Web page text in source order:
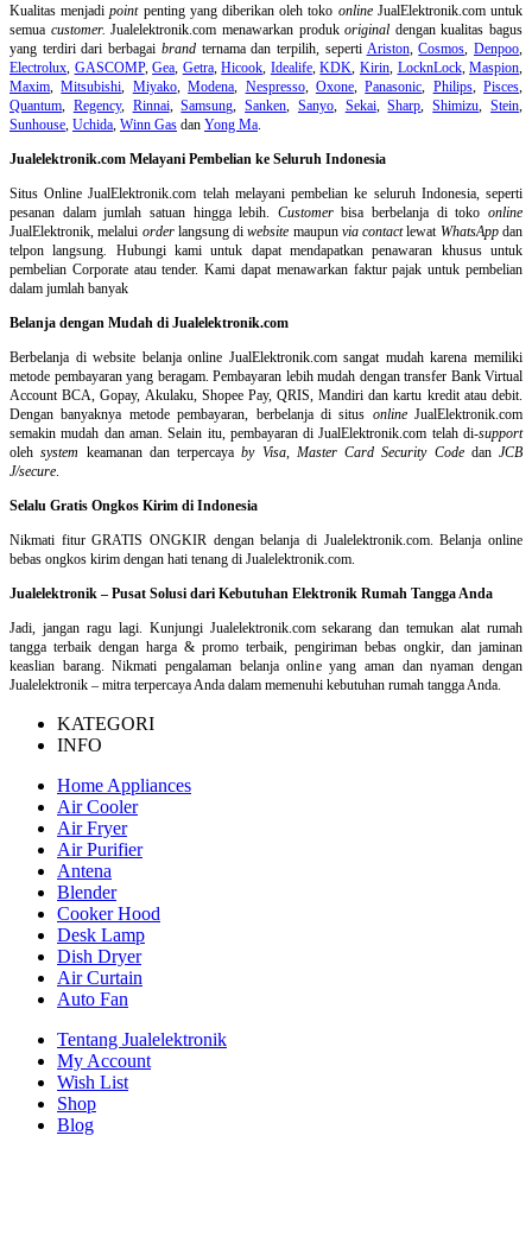
Kualitas menjadipointpenting yang diberikan oleh toko onlineJualElektronik.com untuk
semua customer. Jualelektronik.com menawarkan produkoriginal dengan kualitas bagus
yang terdiri dari berbagai brandternama dan terpilih, seperti Ariston,Cosmos ,Denpoo
Electrolux GASCOMP,Gea Getra,Hicook Idealife,KDK Kirin, LocknLock,Maspion
Maxim ,Mitsubishi Miyako,Modena Nespresso, Oxone,Panasonic Philips, Pisces
Quantum
Regency, Rinnai,Samsung ,Sanken Sanyo, Sekai,Sharp ,Shimizu ,Stein
Sunhouse Uchida Winn Gas dan Yong Ma
Jualelektronik.com Melayani Pembelian ke Seluruh Indonesia
Situs Online JualElektronik.com telah melayani pembelian ke seluruh Indonesia, seperti
pesanan dalam jumlah satuan hingga lebih. Customerbisa berbelanja di tokoonline
JualElektronik, melalui orderlangsung diwebsite maupun via contactlewat WhatsAppdan
telpon langsung
Hubungi kami untuk dapat mendapatkan penawaran khusus untuk
pembelian Corporate atau tender. Kami dapat menawarkan faktur pajak untuk pembelian
dalam jumlah banyak
Belanja dengan Mudah di Jualelektronik.com
Berbelanja diwebsite belanja online JualElektronik.com sangat mudah karena memiliki
metode pembayaran yang beragam. Pembayaran lebih mudah dengan transfer Bank Virtual
Account BCA, Gopay, Akulaku, Shopee Pay, QRIS, Mandiri dan kartu kredit atau debit.
Dengan banyaknya metode pembayaran, berbelanja di situs onlineJualElektronik.com
semakin mudah dan aman. Selain itu, pembayaran di JualElektronik.com telah di-support
olehsystem keamanan dan terpercayaby Visa, Master Card Security Codedan JCB
J/secure
Selalu Gratis Ongkos Kirim di Indonesia
Nikmati fitur GRATIS ONGKIR dengan belanja di Jualelektronik.com. Belanja online
bebas ongkos kirim dengan hati tenang di Jualelektronik.com.
Jualelektronik – Pusat Solusi dari Kebutuhan Elektronik Rumah Tangga Anda
Jadi, jangan ragu lagi. Kunjungi Jualelektronik.com sekarang dan temukan alat rumah
tangga terbaik dengan harga & promo terbaik, pengiriman bebas ongkir, dan jaminan
keaslian barang. Nikmati pengalaman belanja online yang aman dan nyaman dengan
Jualelektronik – mitra terpercaya Anda dalam memenuhi kebutuhan rumah tangga Anda.
KATEGORI
INFO
Home Appliances
Air Cooler
Air Fryer
Air Purifier
Antena
Blender
Cooker Hood
Desk Lamp
Dish Dryer
Air Curtain
Auto Fan
Tentang Jualelektronik
My Account
Wish List
Shop
Blog